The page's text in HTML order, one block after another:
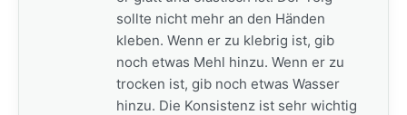
sollte nicht mehr an den Händen
kleben. Wenn er zu klebrig ist, gib
noch etwas Mehl hinzu. Wenn er zu
trocken ist, gib noch etwas Wasser
hinzu. Die Konsistenz ist sehr wichtig